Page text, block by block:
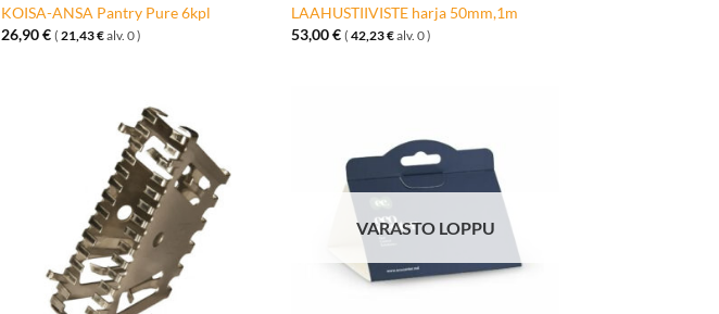
KOISA-ANSA Pantry Pure 6kpl
26,90€ ( 21,43€alv. 0 )
LAAHUSTIIVISTE harja 50mm,1m
53,00€ (42,23€alv. 0 )
toivelistalle
toivelistalle
VARASTO LOPPU